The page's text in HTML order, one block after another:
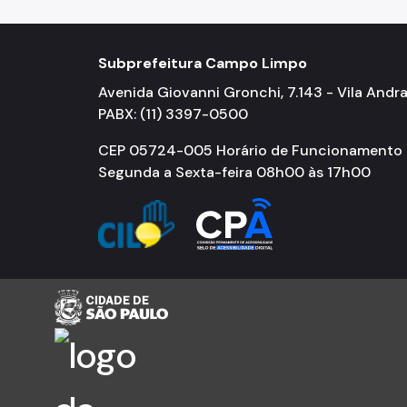
Subprefeitura Campo Limpo
Avenida Giovanni Gronchi, 7.143 - Vila
PABX: (11) 3397-0500
CEP 05724-005 Horário de Funcionamento
Segunda a Sexta-feira 08h00 às 17h00